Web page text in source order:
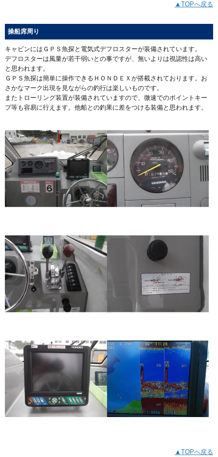
▲TOPへ戻る
操船席周り
キャビンにはＧＰＳ魚探と電気式デフロスターが装備されています。
デフロスターは風量が若干弱いとの事ですが、無いよりは視認性は高い
と思われます。
ＧＰＳ魚探は簡単に操作できるＨＯＮＤＥＸが搭載されております。お
さかなマーク出現を見ながらの釣行は楽しいものです。
またトローリング装置が装備されていますので、微速でのポイントキー
プ等も容易に行えます。他船との釣果に差をつける装備と思われます。
▲TOPへ戻る